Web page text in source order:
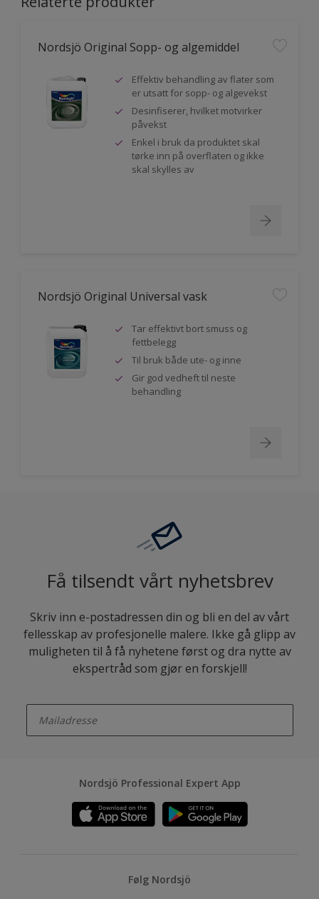
Nordsjö Original Sopp- og algemiddel
Effektiv behandling av flater som
er utsatt for sopp- og algevekst
Desinfiserer, hvilket motvirker
påvekst
Enkel i bruk da produktet skal
tørke inn på overflaten og ikke
skal skylles av
Nordsjö Original Universal vask
Tar effektivt bort smuss og
fettbelegg
Til bruk både ute- og inne
Gir god vedheft til neste
behandling
Få tilsendt vårt nyhetsbrev
Skriv inn e-postadressen din og bli en del av vårt
fellesskap av profesjonelle malere. Ikke gå glipp av
muligheten til å få nyhetene først og dra nytte av
ekspertråd som gjør en forskjell!
Nordsjö Professional Expert App
Følg Nordsjö